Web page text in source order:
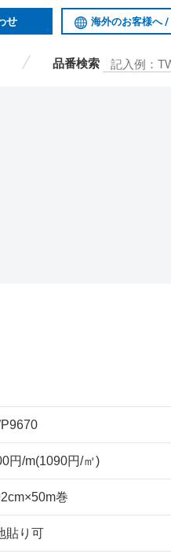
せ 海外のお客様へ /
品番検索
円/m(1090円/㎡)
巻
貼り可